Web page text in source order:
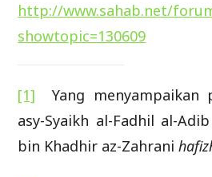
http://www.sahab.net/
showtopic=130609
[1] Yang menyampaikan
asy-Syaikh al-Fadhil al-
bin Khadhir az-Zahrani